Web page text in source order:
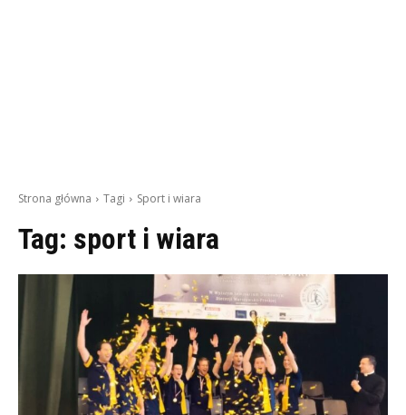
Strona główna Tagi Sport i wiara
Tag: sport i wiara